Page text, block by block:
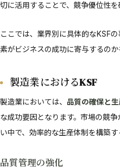
切に活用することで、競争優位性を
ここでは、業界別に具体的なKSF
素がビジネスの成功に寄与するのか
製造業におけるKSF
製造業においては、 品質の確保と
な成功要因となります。市場の競
い中で、効率的な生産体制を構築す
品質管理の強化